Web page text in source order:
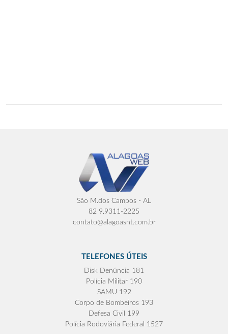
São M.dos Campos - AL
82 9.9311-2225
contato@alagoasnt.com.br
TELEFONES ÚTEIS
Disk Denúncia 181
Polícia Militar 190
SAMU 192
Corpo de Bombeiros 193
Defesa Civil 199
Polícia Rodoviária Federal 1527